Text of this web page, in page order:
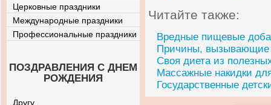
Читайте также:
Вредные пищевые
Причины, вызывающие
Своя диета из
Массажные накидки
Государственные
Церковные праздники
Международные праздники
Профессиональные праздники
ПОЗДРАВЛЕНИЯ С ДНЕМ
РОЖДЕНИЯ
Другу